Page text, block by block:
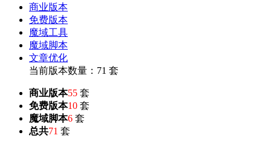
商业版本
免费版本
魔域工具
魔域脚本
文章优化
当前版本数量：71 套
商业版本55 套
免费版本10 套
魔域脚本6 套
总共71 套